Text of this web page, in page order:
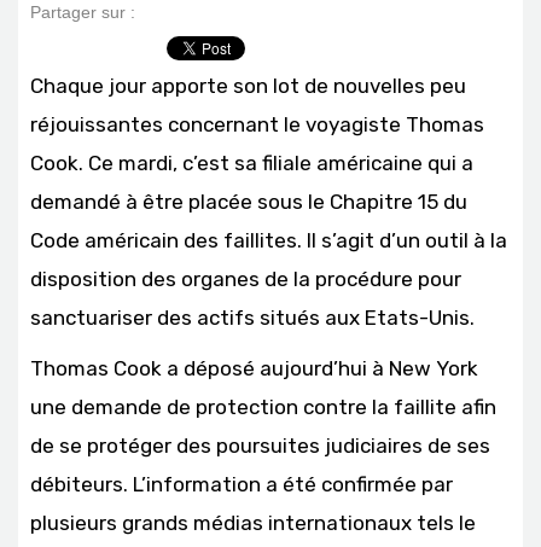
Partager sur :
Chaque jour apporte son lot de nouvelles peu
réjouissantes concernant le voyagiste Thomas
Cook. Ce mardi, c’est sa filiale américaine qui a
demandé à être placée sous le Chapitre 15 du
Code américain des faillites. Il s’agit d’un outil à la
disposition des organes de la procédure pour
sanctuariser des actifs situés aux Etats-Unis.
Thomas Cook a déposé aujourd’hui à New York
une demande de protection contre la faillite afin
de se protéger des poursuites judiciaires de ses
débiteurs. L’information a été confirmée par
plusieurs grands médias internationaux tels le